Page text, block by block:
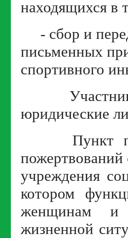
находящихся в
- сбор и
письменных
спортивного
юридические
Пункт по
пожертвований
учреждения
котором
женщинам и
жизненной